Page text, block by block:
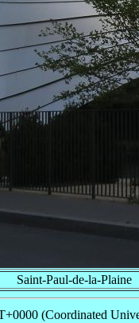
Saint-Paul-de-la-Plaine
(Coordinated